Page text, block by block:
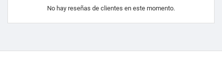
No hay reseñas de clientes en este momento.